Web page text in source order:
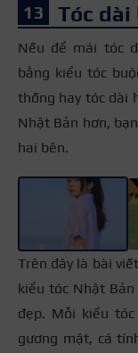
Tóc dài
Nếu để mái tóc
bằng kiểu tóc
thống hay tóc dài
Nhật Bản hơn,
hai bên.
Trên đây là bài
kiểu tóc Nhật
đẹp. Mỗi kiểu
gương mặt, cá